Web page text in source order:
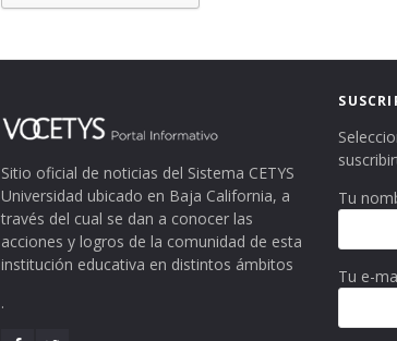
Sitio oficial de noticias del Sistema CETYS
Universidad ubicado en Baja California, a
través del cual se dan a conocer las
acciones y logros de la comunidad de esta
institución educativa en distintos ámbitos
.
Tu
Tu e-